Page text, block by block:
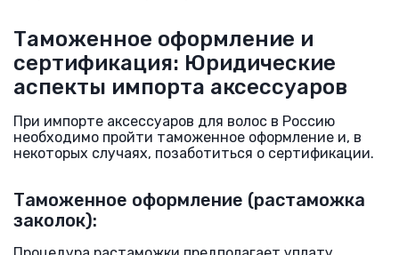
Таможенное оформление и
сертификация: Юридические
аспекты импорта аксессуаров
При импорте аксессуаров для волос в Россию
необходимо пройти таможенное оформление и, в
некоторых случаях, позаботиться о сертификации.
Таможенное оформление (растаможка
заколок):